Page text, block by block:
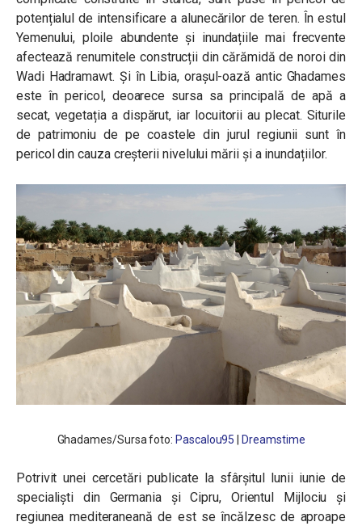
potențialul de intensificare a alunecărilor de teren. În estul
Yemenului, ploile abundente și inundațiile mai frecvente
afectează renumitele construcții din cărămidă de noroi din
Wadi Hadramawt. Și în Libia, orașul-oază antic Ghadames
este în pericol, deoarece sursa sa principală de apă a
secat, vegetația a dispărut, iar locuitorii au plecat. Siturile
de patrimoniu de pe coastele din jurul regiunii sunt în
pericol din cauza creșterii nivelului mării și a inundațiilor.
Ghadames/Sursa foto: Pascalou95 Dreamstime
Potrivit unei cercetări publicate la sfârșitul lunii iunie de
specialiști din Germania și Cipru, Orientul Mijlociu și
regiunea mediteraneană de est se încălzesc de aproape